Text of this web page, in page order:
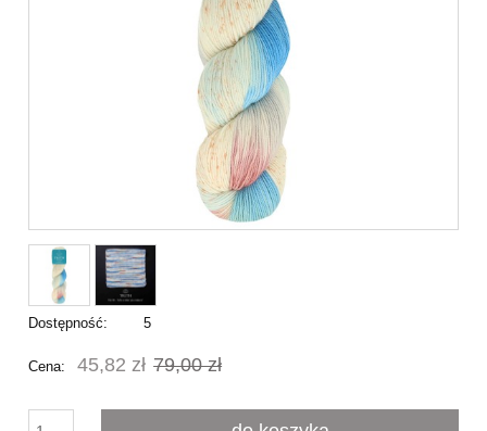
Dostępność: 5
Cena: 45,82 zł 79,00 zł